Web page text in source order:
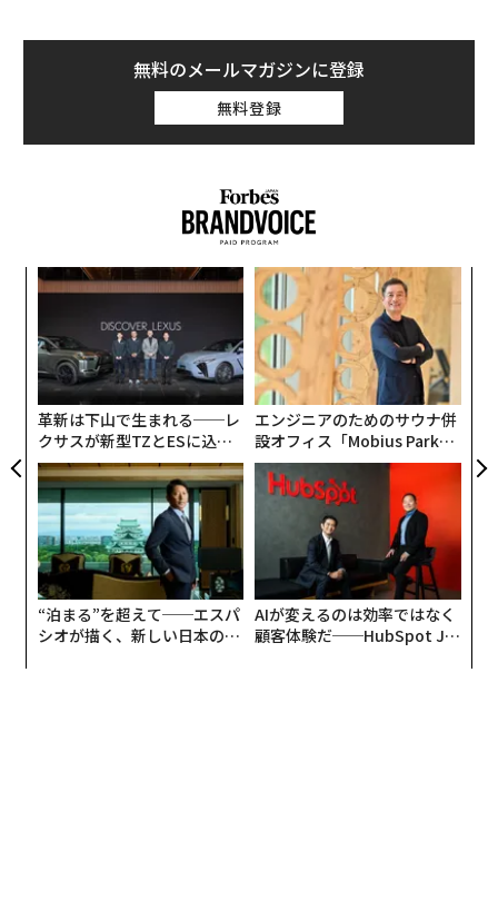
になった。シャヘドの飛来数は最初は1日に十機単位だ
ったものが、そのうち百機単位になり、さらに最近は1
千機近くに達する日もあるなど、増加の一途をたどって
ロシアによる7月のミサイル発射数は381発前後にのぼ
り、うち126発は弾道ミサイルだった。シャヘド型ドロ
ーンの投入数はおよそ5000機に達している。
大きな違いは、シャヘドに関してはウクライナが
を撃墜・阻止できていることだ。シャヘドは速
度が遅く、相当数が迎撃ドローンや、機関銃や機関砲で
武装した機動射撃グループによって撃ち落とされてい
る。それに対して、ミサイルの迎撃率は40％程度にとど
まっている。現在、撃墜されているミサイルのほとんど
は、巡航ミサイルや比較的速度の遅い空中発射ミサイル
が占める。
Shahed type OWA-UAS stats Jul2026 [per UA Air
Force Reports]
無料のメールマガジンに登録
無料登録
革新は下山で生まれる──レ
クサスが新型TZとESに込め
た「DISCOVER」の哲学
エンジニアのためのサウナ併
設オフィス「Mobius Park」
がオープン──タマディック
が健康経営を徹底する理由
“泊まる”を超えて──エスパ
シオが描く、新しい日本のラ
AIが変えるのは効率ではなく
顧客体験だ──HubSpot Ja